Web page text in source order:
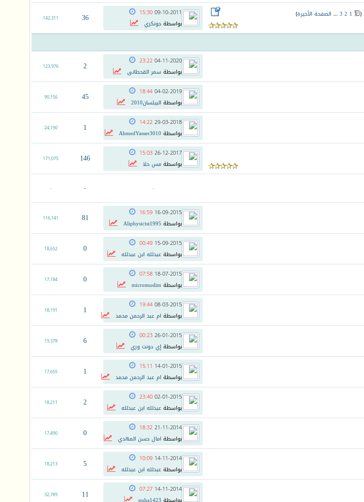
(
1
2
3
... الصفحة الأخيرة)
09-10-2011
15:30
بواسطةجونكري 36
142,311
04-11-2020
23:22
بواسطة سمر القحطانى 2
123,976
04-02-2019
18:44
بواسطة البيلسان2010 45
90,156
29-03-2018
14:22
بواسطة AhmedYasser3010
1
24,190
26-12-2017
15:03
بواسطةمس حلا 146
171,075
-
-
-
16-09-2015
16:59
بواسطة Aliphysicist1995
81
116,141
15-09-2015
00:49
بواسطةعبدلله ابن عبدلله 0
18,652
18-07-2015
07:58
بواسطةmicromuslim
0
17,184
08-03-2015
19:44
بواسطة ام عبد الرحمن محمد 1
18,191
26-01-2015
00:23
بواسطةإي دونت وري 6
19,378
14-01-2015
15:11
بواسطة ام عبد الرحمن محمد 1
17,655
02-01-2015
23:40
بواسطةعبدلله ابن عبدلله 2
18,211
21-11-2014
18:32
بواسطة امال حسن المهدي 0
17,490
14-11-2014
10:09
بواسطةعبدلله ابن عبدلله 5
18,213
14-11-2014
07:27
11
32,789